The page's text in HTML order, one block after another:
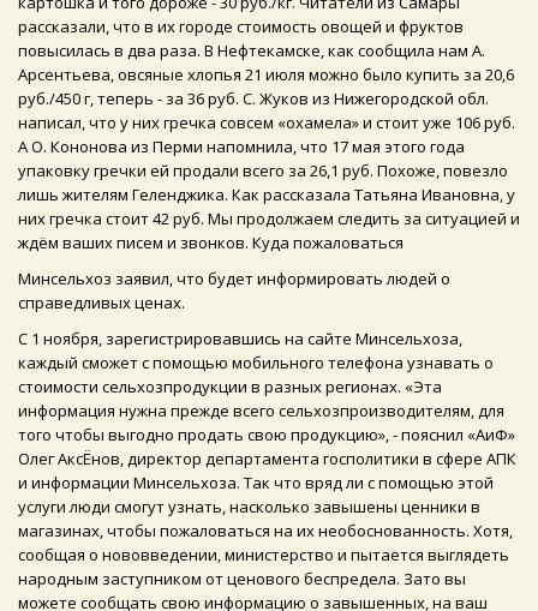
рассказали, что в их городе стоимость овощей и фруктов
повысилась в два раза. В Нефтекамске, как сообщила нам А.
Арсентьева, овсяные хлопья 21 июля можно было купить за 20,6
руб./450 г, теперь - за 36 руб. С. Жуков из Нижегородской обл.
написал, что у них гречка совсем «охамела» и стоит уже 106 руб.
А О. Кононова из Перми напомнила, что 17 мая этого года
упаковку гречки ей продали всего за 26,1 руб. Похоже, повезло
лишь жителям Геленджика. Как рассказала Татьяна Ивановна, у
них гречка стоит 42 руб. Мы продолжаем следить за ситуацией и
ждём ваших писем и звонков. Куда пожаловаться
Минсельхоз заявил, что будет информировать людей о
справедливых ценах.
С 1 ноября, зарегистрировавшись на сайте Минсельхоза,
каждый сможет с помощью мобильного телефона узнавать о
стоимости сельхозпродукции в разных регионах. «Эта
информация нужна прежде всего сельхозпроизводителям, для
того чтобы выгодно продать свою продукцию», - пояснил «АиФ»
Олег АксЁнов, директор департамента госполитики в сфере АПК
и информации Минсельхоза. Так что вряд ли с помощью этой
услуги люди смогут узнать, насколько завышены ценники в
магазинах, чтобы пожаловаться на их необоснованность. Хотя,
сообщая о нововведении, министерство и пытается выглядеть
народным заступником от ценового беспредела. Зато вы
можете сообщать свою информацию о завышенных, на ваш